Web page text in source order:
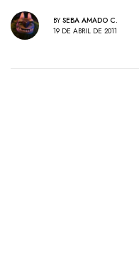
BY SEBA AMADO C.
19 DE ABRIL DE 2011